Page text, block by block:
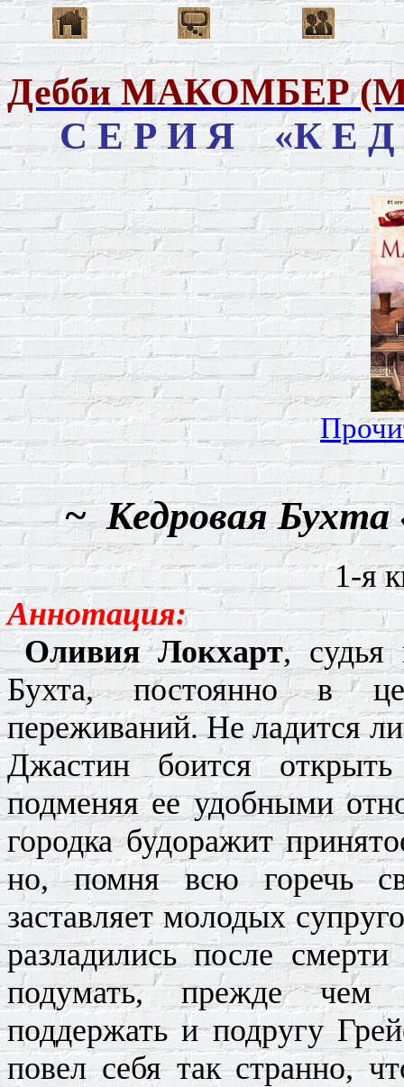
ДеббиМАКОМБЕР
С Е Р И Я «К Е
~ Кедровая Бухта
1-я
Аннотация:
Оливия Локхарт, судья
Бухта, постоянно в
переживаний. Не ладится
Джастинбоится
подменяя ее удобными
городка будоражит
но, помня всю горечь
заставляет молодых
разладились после
подумать, прежде чем
поддержать и подругу
повел себя так странно,